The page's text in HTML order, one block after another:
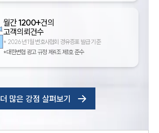
월간1200+건의
고객의뢰건수
* 2026년 1월 변호사협회 경유증표 발급 기준
*대한변협 광고 규정 제4조 제1호 준수
더 많은 강점 살펴보기